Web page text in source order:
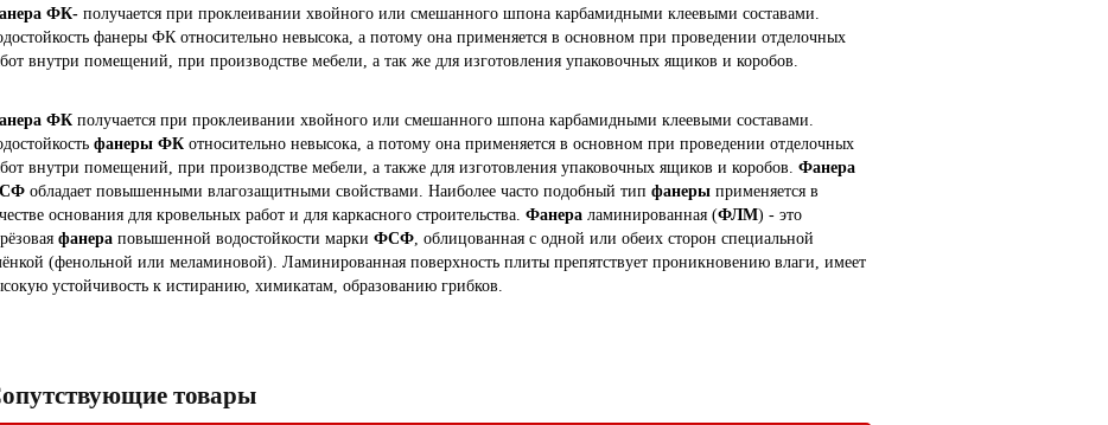
ФК- получается при проклеивании хвойного или смешанного шпона карбамидными клеевыми составами.
фанеры ФК относительно невысока, а потому она применяется в основном при проведении отделочных
внутри помещений, при производстве мебели, а так же для изготовления упаковочных ящиков и коробов.
ФК получается при проклеивании хвойного или смешанного шпона карбамидными клеевыми составами.
фанеры ФК относительно невысока, а потому она применяется в основном при проведении отделочных
внутри помещений, при производстве мебели, а также для изготовления упаковочных ящиков и коробов. Фанера
обладает повышенными влагозащитными свойствами. Наиболее часто подобный тип фанеры применяется в
основания для кровельных работ и для каркасного строительства. Фанера ламинированная (ФЛМ) - это
фанера повышенной водостойкости марки ФСФ, облицованная с одной или обеих сторон специальной
(фенольной или меламиновой). Ламинированная поверхность плиты препятствует проникновению влаги, имеет
устойчивость к истиранию, химикатам, образованию грибков.
товары